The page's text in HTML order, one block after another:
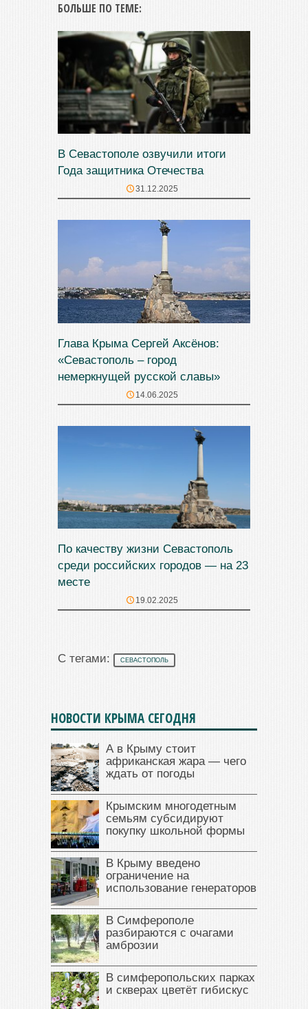
БОЛЬШЕ ПО ТЕМЕ:
В Севастополе озвучили итоги
Года защитника Отечества
31.12.2025
Глава Крыма Сергей Аксёнов:
«Севастополь – город
немеркнущей русской славы»
14.06.2025
По качеству жизни Севастополь
среди российских городов — на 23
месте
19.02.2025
С тегами: СЕВАСТОПОЛЬ
НОВОСТИ КРЫМА СЕГОДНЯ
А в Крыму стоит
африканская жара — чего
ждать от погоды
Крымским многодетным
семьям субсидируют
покупку школьной формы
В Крыму введено
ограничение на
использование генераторов
В Симферополе
разбираются с очагами
амброзии
В симферопольских парках
и скверах цветёт гибискус